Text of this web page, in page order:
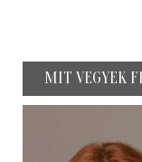
MIT VEGYEK